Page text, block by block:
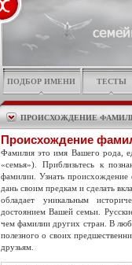
ПОДБОР ИМЕНИ ТЕСТЫ
ПРОИСХОЖДЕНИЕ
Происхождение
Фамилия это имя Вашего рода,
«семья»). Приблизьтесь к
фамилии. Узнать
дань своим предкам и сделать
обладает уникальным
достоянием Вашей семьи.
чем фамилии других стран. В
полезного о своих
друзьям.